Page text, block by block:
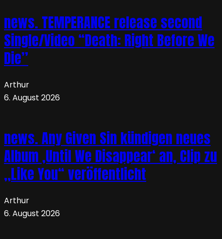
news. TEMPERANCE release second
Single/Video “Death: Right Before We
Die”
Arthur
6. August 2026
news. Any Given Sin kündigen neues
Album ‚Until We Disappear‘ an, Clip zu
„Like You“ veröffentlicht
Arthur
6. August 2026